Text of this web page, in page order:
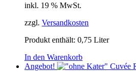
inkl. 19 % MwSt.
zzgl. Versandkosten
Produkt enthält: 0,75 Liter
In den Warenkorb
Angebot!